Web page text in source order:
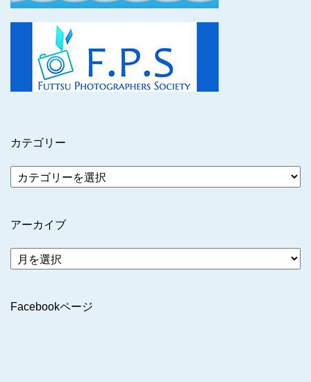
カテゴリー
アーカイブ
ア
ー
ブ
Facebookページ